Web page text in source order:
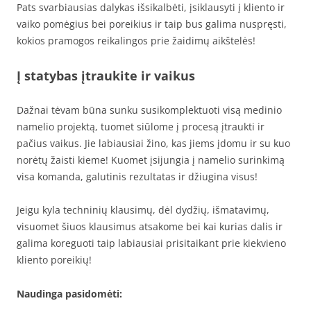
Pats svarbiausias dalykas išsikalbėti, įsiklausyti į kliento ir
vaiko pomėgius bei poreikius ir taip bus galima nuspręsti,
kokios pramogos reikalingos prie žaidimų aikštelės!
Į statybas įtraukite ir vaikus
Dažnai tėvam būna sunku susikomplektuoti visą medinio
namelio projektą, tuomet siūlome į procesą įtraukti ir
pačius vaikus. Jie labiausiai žino, kas jiems įdomu ir su kuo
norėtų žaisti kieme! Kuomet įsijungia į namelio surinkimą
visa komanda, galutinis rezultatas ir džiugina visus!
Jeigu kyla techninių klausimų, dėl dydžių, išmatavimų,
visuomet šiuos klausimus atsakome bei kai kurias dalis ir
galima koreguoti taip labiausiai prisitaikant prie kiekvieno
kliento poreikių!
Naudinga pasidomėti: